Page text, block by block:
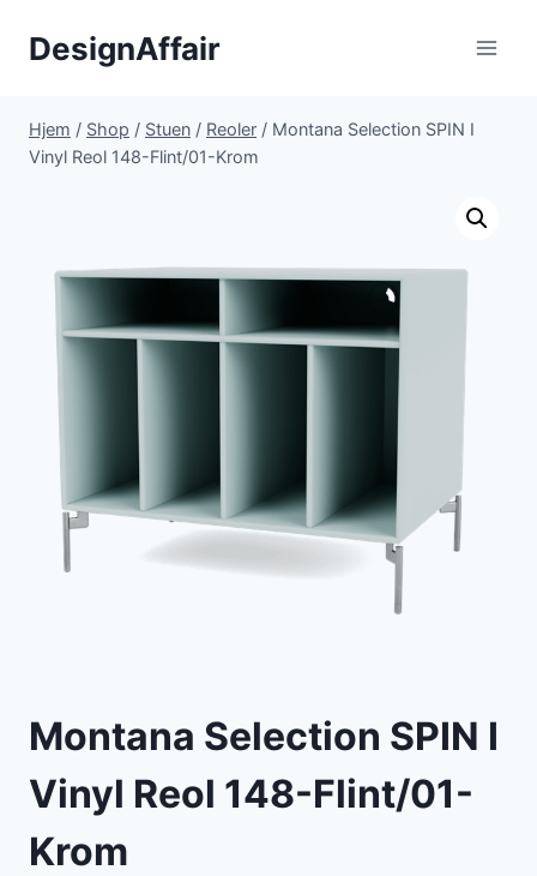
DesignAffair
Hjem / Shop / Stuen / Reoler / Montana Selection SPIN I
Vinyl Reol 148-Flint/01-Krom
Montana Selection SPIN I
Vinyl Reol 148-Flint/01-
Krom